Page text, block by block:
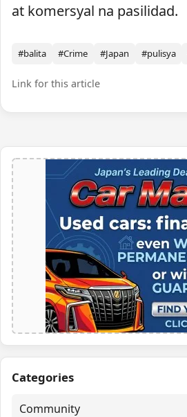
at komersyal na pasilidad.
#balita #Crime #Japan #pulisya
Link for this article
Categories
Community